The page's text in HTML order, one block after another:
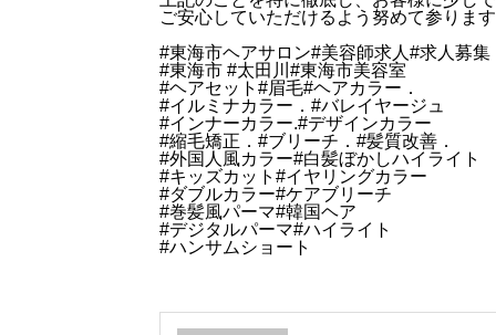
ご安心していただけるよう努めて参ります
#東海市ヘアサロン#美容師求人#求人募集
#東海市 #太田川#東海市美容室
#ヘアセット#眉毛#ヘアカラー．
#イルミナカラー．#バレイヤージュ
#インナーカラー.#デザインカラー
#縮毛矯正．#ブリーチ．#髪質改善．
#外国人風カラー#白髪ぼかしハイライト
#キッズカット#イヤリングカラー
#ダブルカラー#ケアブリーチ
#巻髪風パーマ#韓国ヘア
#デジタルパーマ#ハイライト
#ハンサムショート